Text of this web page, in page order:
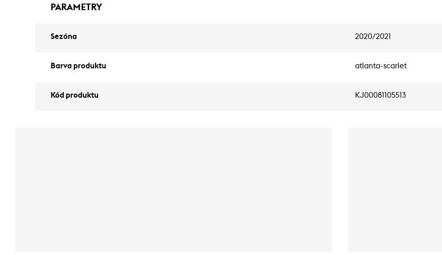
PARAMETRY
Sezóna 2020/2021
Barva produktu atlanta-scarlet
Kód produktu KJ00081105513